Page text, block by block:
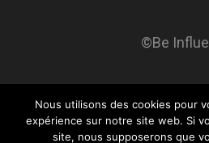
©Be
Be influent A propos Blog
Nous utilisons des cookies pour
expérience sur notre site web. Si
site, nous supposerons que